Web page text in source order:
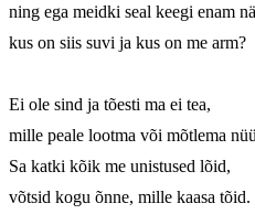
ning ega meidki seal keegi enam
kus on siis suvi ja kus on me arm?
Ei ole sind ja tõesti ma ei tea,
mille peale lootma või mõtlema
Sa katki kõik me unistused lõid,
võtsid kogu õnne, mille kaasa tõid.